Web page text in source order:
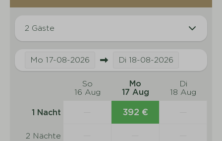
2 Gäste
Mo 17-08-2026 Di 18-08-2026
So
16 Aug
Mo
17 Aug
Di
18 Aug
1 Nacht 392 €
2 Nächte